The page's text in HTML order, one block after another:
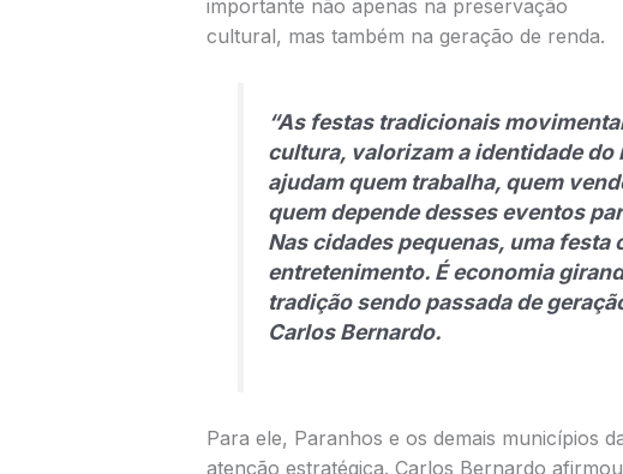
importante não apenas na preservação
cultural, mas também na geração de renda.
“As festas tradicionais
cultura, valorizam a identidade do
ajudam quem trabalha, quem
quem depende desses eventos
Nas cidades pequenas, uma festa
entretenimento. É economia
tradição sendo passada de
Carlos Bernardo.
Para ele, Paranhos e os demais municípios
atenção estratégica. Carlos Bernardo